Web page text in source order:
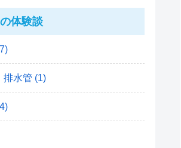
体験談
排水管 (1)